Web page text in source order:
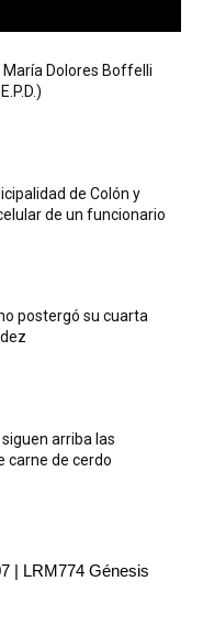
María Dolores Boffelli
de Colón y
de un funcionario
postergó su cuarta
arriba las
carne de cerdo
| LRM774 Génesis